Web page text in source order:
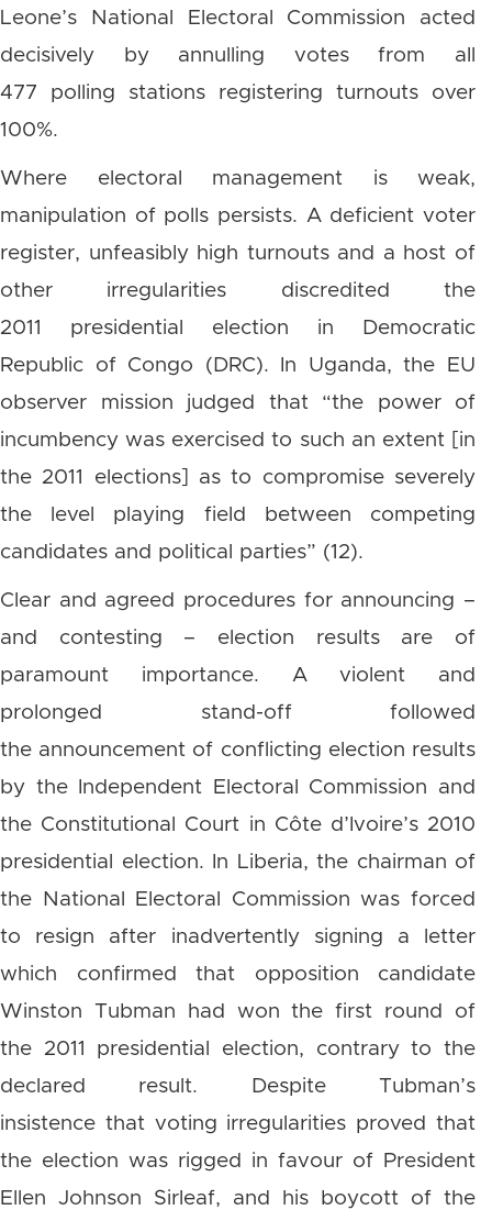
Leone’s National Electoral Commission acted
decisively by annulling votes from all
477 polling stations registering turnouts over
100%.
Where electoral management is weak,
manipulation of polls persists. A deficient voter
register, unfeasibly high turnouts and a host of
other irregularities discredited the
2011 presidential election in Democratic
Republic of Congo (DRC). In Uganda, the EU
observer mission judged that “the power of
incumbency was exercised to such an extent [in
the 2011 elections] as to compromise severely
the level playing field between competing
candidates and political parties” (12).
Clear and agreed procedures for announcing –
and contesting – election results are of
paramount importance. A violent and
prolonged stand-off followed
the announcement of conflicting election results
by the Independent Electoral Commission and
the Constitutional Court in Côte d’Ivoire’s 2010
presidential election. In Liberia, the chairman of
the National Electoral Commission was forced
to resign after inadvertently signing a letter
which confirmed that opposition candidate
Winston Tubman had won the first round of
the 2011 presidential election, contrary to the
declared result. Despite Tubman’s
insistence that voting irregularities proved that
the election was rigged in favour of President
Ellen Johnson Sirleaf, and his boycott of the